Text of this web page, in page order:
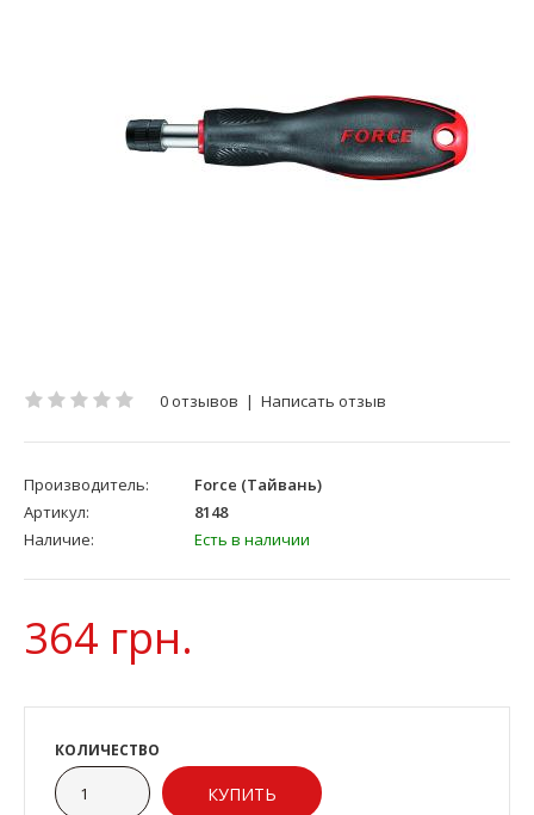
0 отзывов | Написать отзыв
Производитель:
Force (Тайвань)
Артикул:
8148
Наличие:
Есть в наличии
364 грн.
КОЛИЧЕСТВО